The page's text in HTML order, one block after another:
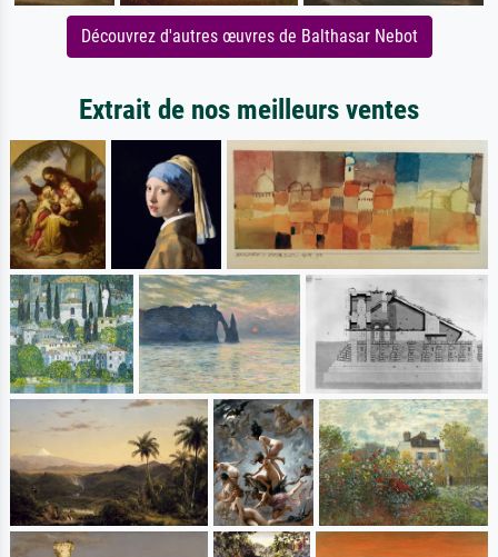
Découvrez d'autres œuvres de Balthasar Nebot
Extrait de nos meilleurs ventes